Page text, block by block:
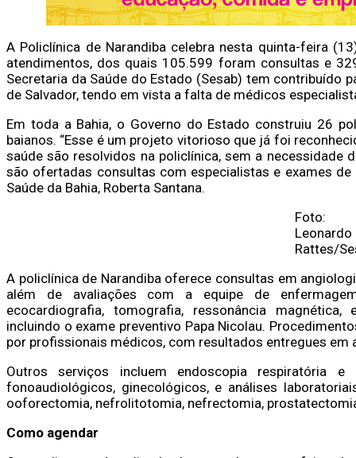
A Policlínica de Narandiba celebra nesta quinta-feira
atendimentos, dos quais 105.599 foram consultas e
Secretaria da Saúde do Estado (Sesab) tem contribuído
de Salvador, tendo em vista a falta de médicos
Em toda a Bahia, o Governo do Estado construiu 26
baianos. “Esse é um projeto vitorioso que já foi
saúde são resolvidos na policlínica, sem a necessidade
são ofertadas consultas com especialistas e exames
Saúde da Bahia, Roberta Santana.
Foto:
Leonardo
Rattes/
A policlínica de Narandiba oferece consultas em
além de avaliações com a equipe de
ecocardiografia, tomografia, ressonância
incluindo o exame preventivo Papa Nicolau.
por profissionais médicos, com resultados entregues em
Outros serviços incluem endoscopia respiratória e
fonoaudiológicos, ginecológicos, e análises
ooforectomia, nefrolitotomia, nefrectomia,
Como agendar